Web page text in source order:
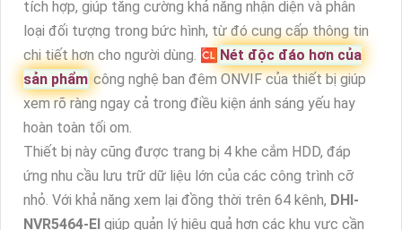
tích hợp, giúp tăng cường khả năng nhận diện và phân
loại đối tượng trong bức hình, từ đó cung cấp thông tin
chi tiết hơn cho người dùng. 🆑 Nét độc đáo hơn của
sản phẩm công nghệ ban đêm ONVIF của thiết bị giúp
xem rõ ràng ngay cả trong điều kiện ánh sáng yếu hay
hoàn toàn tối om.
Thiết bị này cũng được trang bị 4 khe cắm HDD, đáp
ứng nhu cầu lưu trữ dữ liệu lớn của các công trình cỡ
nhỏ. Với khả năng xem lại đồng thời trên 64 kênh, DHI-
NVR5464-EI giúp quản lý hiệu quả hơn các khu vực cần